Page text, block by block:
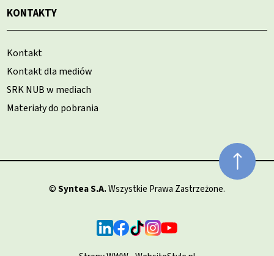
KONTAKTY
Kontakt
Kontakt dla mediów
SRK NUB w mediach
Materiały do pobrania
©Syntea S.A.Wszystkie Prawa Zastrzeżone.